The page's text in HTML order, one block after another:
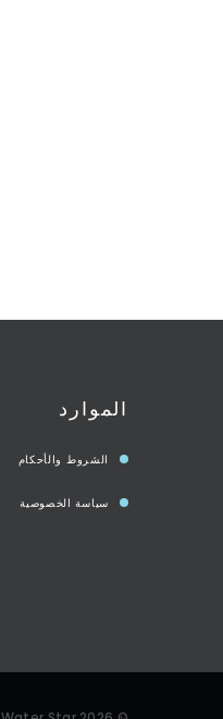
الموارد
الشروط والأحكام
سياسة الخصوصية